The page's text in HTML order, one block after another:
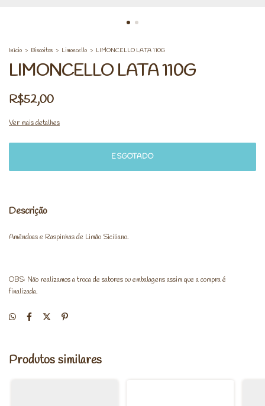
Início > Biscoitos > Limoncello > LIMONCELLO LATA 110G
LIMONCELLO LATA 110G
R$52,00
Ver mais detalhes
Descrição
Amêndoas e Raspinhas de Limão Siciliano.
OBS: Não realizamos a troca de sabores ou embalagens assim que a compra é
finalizada.
Produtos similares